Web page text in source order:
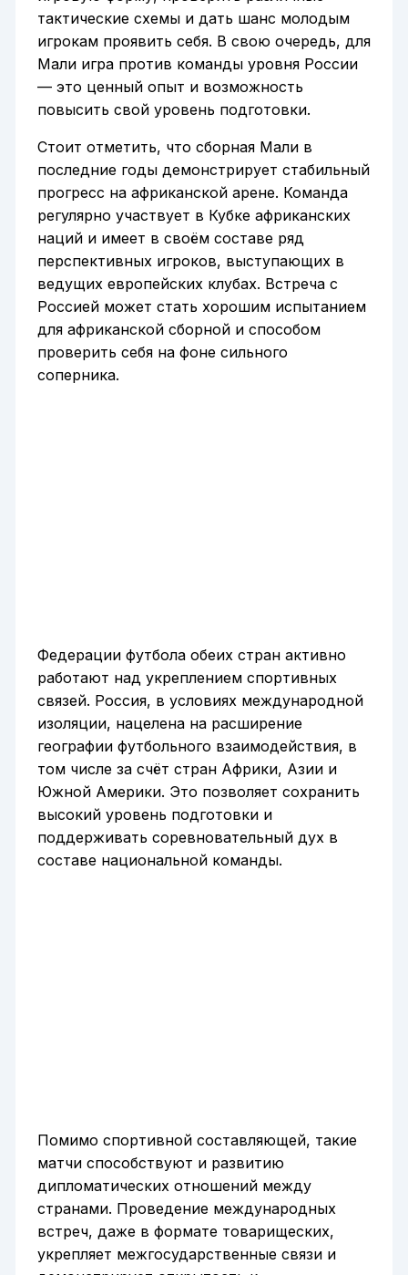
тактические схемы и дать шанс молодым
игрокам проявить себя. В свою очередь, для
Мали игра против команды уровня России
— это ценный опыт и возможность
повысить свой уровень подготовки.
Стоит отметить, что сборная Мали в
последние годы демонстрирует стабильный
прогресс на африканской арене. Команда
регулярно участвует в Кубке африканских
наций и имеет в своём составе ряд
перспективных игроков, выступающих в
ведущих европейских клубах. Встреча с
Россией может стать хорошим испытанием
для африканской сборной и способом
проверить себя на фоне сильного
соперника.
Федерации футбола обеих стран активно
работают над укреплением спортивных
связей. Россия, в условиях международной
изоляции, нацелена на расширение
географии футбольного взаимодействия, в
том числе за счёт стран Африки, Азии и
Южной Америки. Это позволяет сохранить
высокий уровень подготовки и
поддерживать соревновательный дух в
составе национальной команды.
Помимо спортивной составляющей, такие
матчи способствуют и развитию
дипломатических отношений между
странами. Проведение международных
встреч, даже в формате товарищеских,
укрепляет межгосударственные связи и